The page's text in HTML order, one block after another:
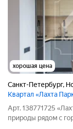
хорошая цена
Санкт-Петербург,
Квартал «Лахта
Арт. 138771725
природы рядом с